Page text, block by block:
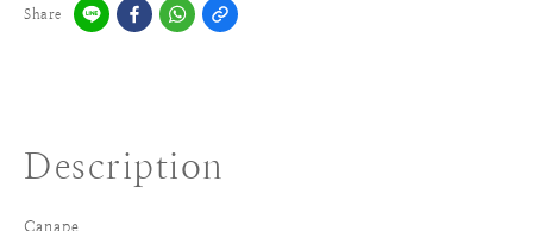
Share
Description
Canape